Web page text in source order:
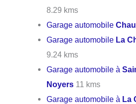
8.29 kms
Garage automobile
Garage automobile La
9.24 kms
Garage automobile à
Noyers 11 kms
Garage automobile à La